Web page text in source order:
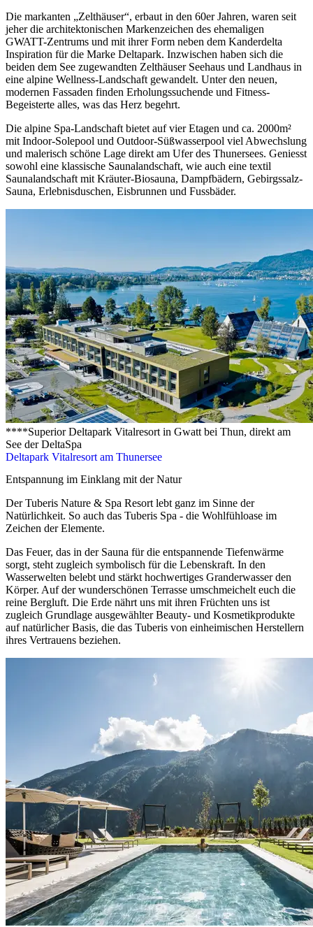
Die markanten „Zelthäuser“, erbaut in den 60er Jahren, waren seit
jeher die architektonischen Markenzeichen des ehemaligen
GWATT-Zentrums und mit ihrer Form neben dem Kanderdelta
Inspiration für die Marke Deltapark. Inzwischen haben sich die
beiden dem See zugewandten Zelthäuser Seehaus und Landhaus in
eine alpine Wellness-Landschaft gewandelt. Unter den neuen,
modernen Fassaden finden Erholungssuchende und Fitness-
Begeisterte alles, was das Herz begehrt.
Die alpine Spa-Landschaft bietet auf vier Etagen und ca. 2000m²
mit Indoor-Solepool und Outdoor-Süßwasserpool viel Abwechslung
und malerisch schöne Lage direkt am Ufer des Thunersees. Geniesst
sowohl eine klassische Saunalandschaft, wie auch eine textil
Saunalandschaft mit Kräuter-Biosauna, Dampfbädern, Gebirgssalz-
Sauna, Erlebnisduschen, Eisbrunnen und Fussbäder.
****Superior Deltapark Vitalresort in Gwatt bei Thun, direkt am
See der DeltaSpa
Deltapark Vitalresort am Thunersee
Entspannung im Einklang mit der Natur
Der Tuberis Nature & Spa Resort lebt ganz im Sinne der
Natürlichkeit. So auch das Tuberis Spa - die Wohlfühloase im
Zeichen der Elemente.
Das Feuer, das in der Sauna für die entspannende Tiefenwärme
sorgt, steht zugleich symbolisch für die Lebenskraft. In den
Wasserwelten belebt und stärkt hochwertiges Granderwasser den
Körper. Auf der wunderschönen Terrasse umschmeichelt euch die
reine Bergluft. Die Erde nährt uns mit ihren Früchten uns ist
zugleich Grundlage ausgewählter Beauty- und Kosmetikprodukte
auf natürlicher Basis, die das Tuberis von einheimischen Herstellern
ihres Vertrauens beziehen.